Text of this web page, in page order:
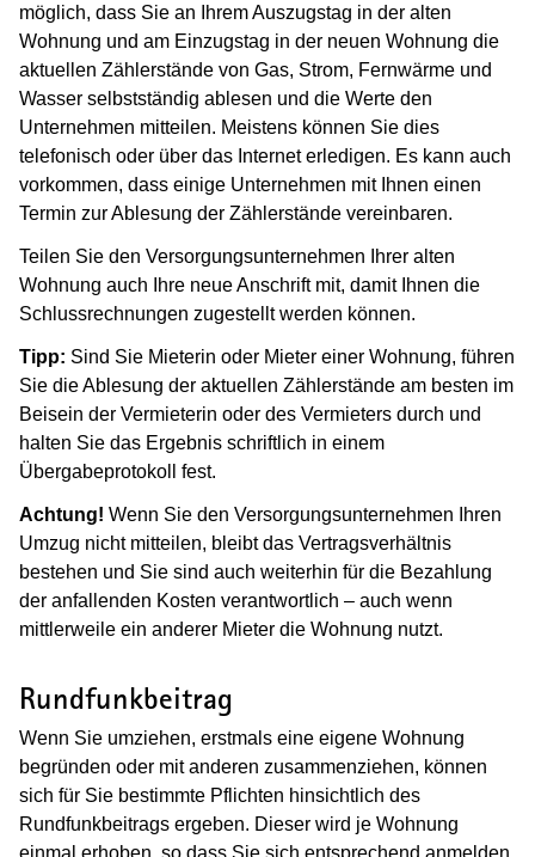
möglich, dass Sie an Ihrem Auszugstag in der alten
Wohnung und am Einzugstag in der neuen Wohnung die
aktuellen Zählerstände von Gas, Strom, Fernwärme und
Wasser selbstständig ablesen und die Werte den
Unternehmen mitteilen. Meistens können Sie dies
telefonisch oder über das Internet erledigen. Es kann auch
vorkommen, dass einige Unternehmen mit Ihnen einen
Termin zur Ablesung der Zählerstände vereinbaren.
Teilen Sie den Versorgungsunternehmen Ihrer alten
Wohnung auch Ihre neue Anschrift mit, damit Ihnen die
Schlussrechnungen zugestellt werden können.
Tipp: Sind Sie Mieterin oder Mieter einer Wohnung, führen
Sie die Ablesung der aktuellen Zählerstände am besten im
Beisein der Vermieterin oder des Vermieters durch und
halten Sie das Ergebnis schriftlich in einem
Übergabeprotokoll fest.
Achtung! Wenn Sie den Versorgungsunternehmen Ihren
Umzug nicht mitteilen, bleibt das Vertragsverhältnis
bestehen und Sie sind auch weiterhin für die Bezahlung
der anfallenden Kosten verantwortlich – auch wenn
mittlerweile ein anderer Mieter die Wohnung nutzt.
Rundfunkbeitrag
Wenn Sie umziehen, erstmals eine eigene Wohnung
begründen oder mit anderen zusammenziehen, können
sich für Sie bestimmte Pflichten hinsichtlich des
Rundfunkbeitrags ergeben. Dieser wird je Wohnung
einmal erhoben, so dass Sie sich entsprechend anmelden,